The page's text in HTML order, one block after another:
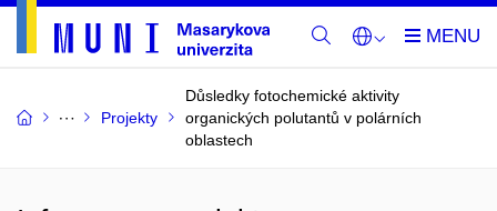
Projekty
Důsledky fotochemické aktivity
organických polutantů v polárních
oblastech